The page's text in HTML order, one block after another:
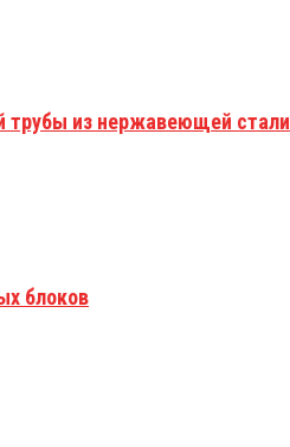
трубы из нержавеющей стали
блоков